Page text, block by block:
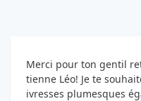
Merci pour ton gentil
tienne Léo! Je te
ivresses plumesques